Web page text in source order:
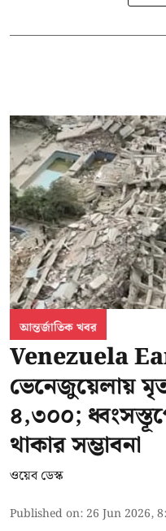
আন্তর্জাতিক খবর
Venezuela
ভেনেজুয়েলায়
৪,৩০০;
থাকার সম্ভাবনা
ওয়েব ডেস্ক
Published on: 26 Jun 2026,